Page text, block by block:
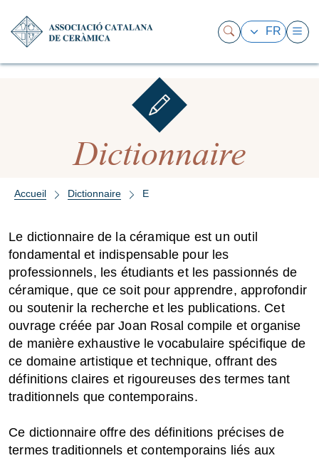
FR
Dictionnaire
Accueil Dictionnaire E
Le dictionnaire de la céramique est un outil
fondamental et indispensable pour les
professionnels, les étudiants et les passionnés de
céramique, que ce soit pour apprendre, approfondir
ou soutenir la recherche et les publications. Cet
ouvrage créée par Joan Rosal compile et organise
de manière exhaustive le vocabulaire spécifique de
ce domaine artistique et technique, offrant des
définitions claires et rigoureuses des termes tant
traditionnels que contemporains.
Ce dictionnaire offre des définitions précises de
termes traditionnels et contemporains liés aux